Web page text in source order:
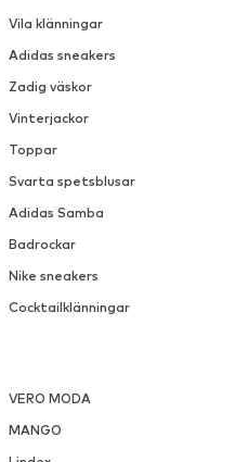
Vila klänningar
Adidas sneakers
Zadig väskor
Vinterjackor
Toppar
Svarta spetsblusar
Adidas Samba
Badrockar
Nike sneakers
Cocktailklänningar
VERO MODA
MANGO